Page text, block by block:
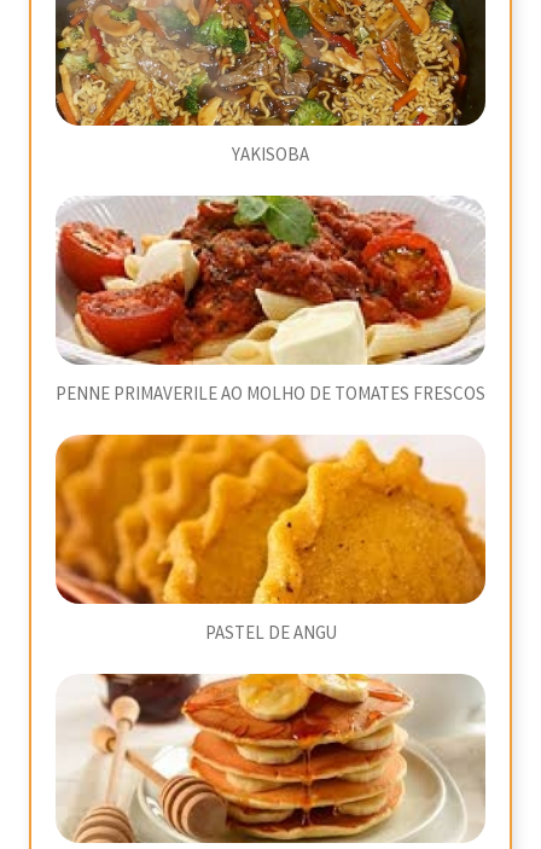
YAKISOBA
PENNE PRIMAVERILE AO MOLHO DE TOMATES FRESCOS
PASTEL DE ANGU